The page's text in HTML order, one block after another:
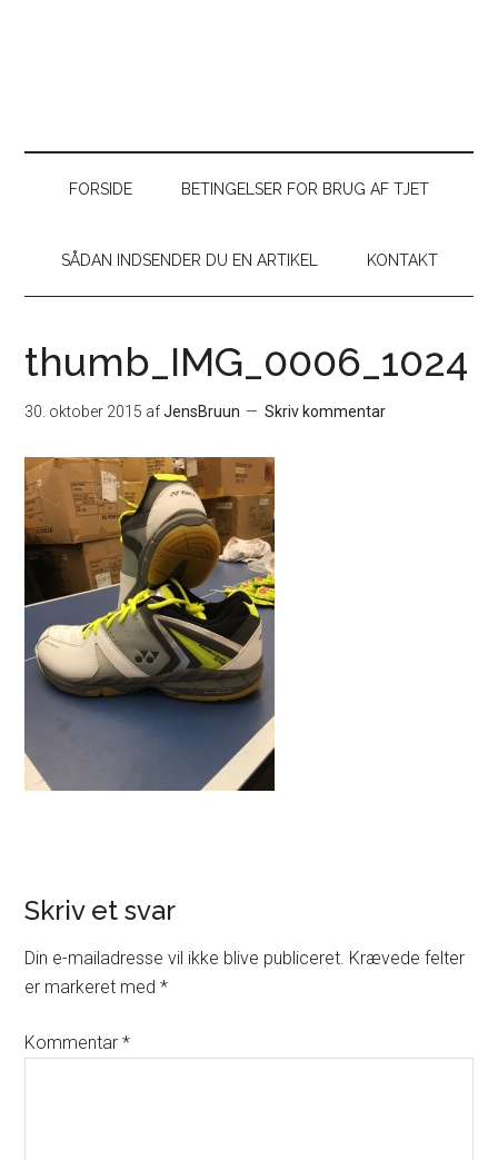
FORSIDE BETINGELSER FOR BRUG AF TJET
SÅDAN INDSENDER DU EN ARTIKEL KONTAKT
thumb_IMG_0006_1024
30. oktober 2015 afJensBruun Skriv kommentar
Skriv et svar
Din e-mailadresse vil ikke blive publiceret. Krævede felter
er markeret med*
Kommentar*